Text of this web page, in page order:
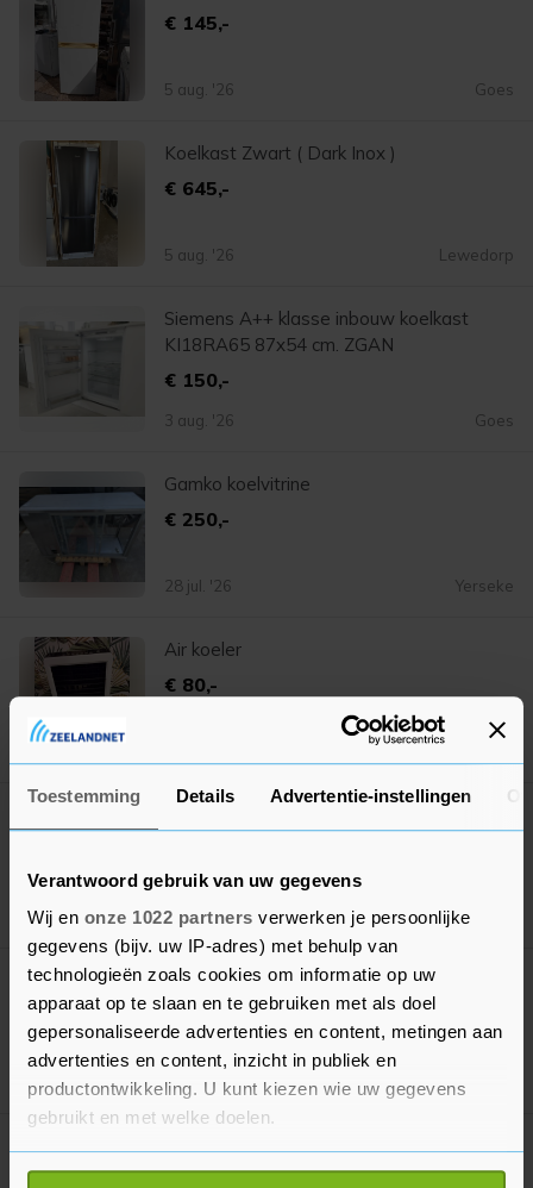
Toestemming Details Advertentie-instellingen
Verantwoord gebruik van uw gegevens
Wij en onze 1022 partners verwerken je persoonlijke
gegevens (bijv. uw IP-adres) met behulp van
technologieën zoals cookies om informatie op uw
apparaat op te slaan en te gebruiken met als doel
gepersonaliseerde advertenties en content, metingen aan
advertenties en content, inzicht in publiek en
productontwikkeling. U kunt kiezen wie uw gegevens
gebruikt en met welke doelen.
Als u het toestaat, willen we ook graag:
€ 145,-
Goes
5 aug. '26
Koelkast Zwart ( Dark Inox )
€ 645,-
Lewedorp
5 aug. '26
Siemens A++ klasse inbouw koelkast
KI18RA65 87x54 cm. ZGAN
€ 150,-
Goes
3 aug. '26
Gamko koelvitrine
€ 250,-
Yerseke
28 jul. '26
Air koeler
€ 80,-
Koewacht
27 jul. '26
Koel-vriescombi Bosch
Verkocht
26 jul. '26
Koelkasten